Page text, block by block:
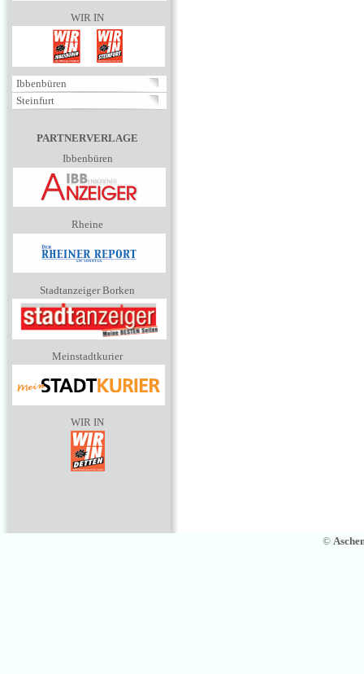
WIR IN
Ibbenbüren
Steinfurt
PARTNERVERLAGE
Ibbenbüren
Rheine
Stadtanzeiger Borken
Meinstadtkurier
WIR IN
©